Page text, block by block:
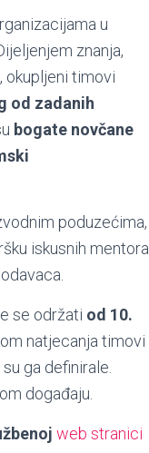
u
Dijeljenjem znanja,
okupljeni timovi
od zadanih
bogate novčane
poduzećima,
iskusnih mentora
se održati od 10.
natjecanja timovi
ga definirale.
događaju.
web stranici